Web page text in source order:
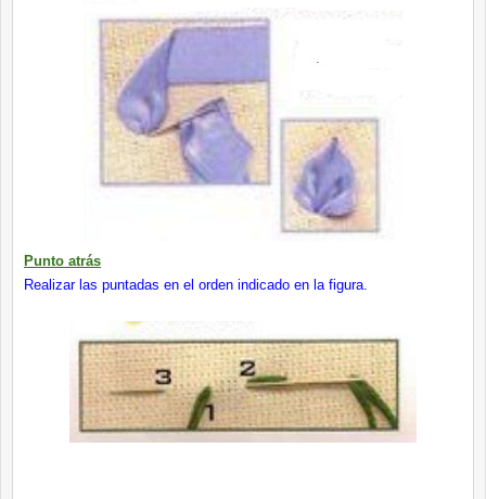
Punto atrás
Realizar las puntadas en el orden indicado en la figura.